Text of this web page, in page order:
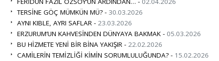
TERSİNE GÖÇ MÜMKÜN MÜ? - 30.03.2026
AYNI KIBLE, AYRI SAFLAR - 23.03.2026
ERZURUM’UN KAHVESİNDEN DÜNYAYA BAKMAK - 05.03.2026
BU HİZMETE YENİ BİR BİNA YAKIŞIR - 22.02.2026
CAMİLERİN TEMİZLİĞİ KİMİN SORUMLULUĞUNDA? - 15.02.2026